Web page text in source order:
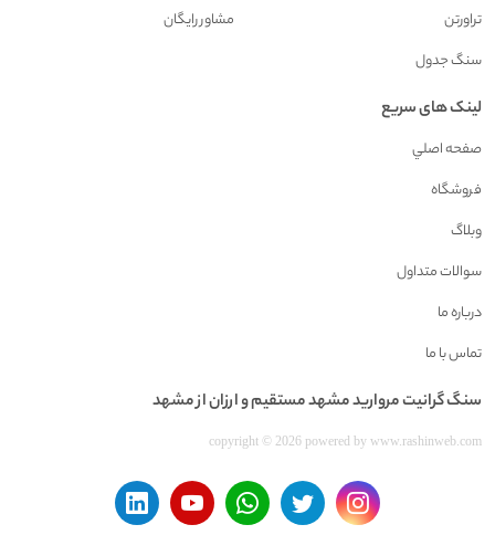
تراورتن
سنگ جدول
مشاور رايگان
لینک های سریع
صفحه اصلي
فروشگاه
وبلاگ
سوالات متداول
درباره ما
تماس با ما
سنگ گرانيت مرواريد مشهد مستقیم و ارزان از مشهد
copyright © 2026 powered by www.rashinweb.com